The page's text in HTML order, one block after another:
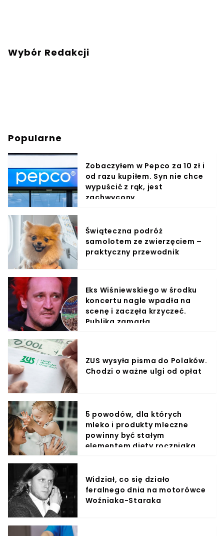
Wybór Redakcji
Popularne
Zobaczyłem w Pepco za 10 zł i
od razu kupiłem. Syn nie chce
wypuścić z rąk, jest
zachwycony
Świąteczna podróż
samolotem ze zwierzęciem –
praktyczny przewodnik
Eks Wiśniewskiego w środku
koncertu nagle wpadła na
scenę i zaczęła krzyczeć.
Publika zamarła
ZUS wysyła pisma do Polaków.
Chodzi o ważne ulgi od opłat
5 powodów, dla których
mleko i produkty mleczne
powinny być stałym
elementem diety roczniaka
Widział, co się działo
feralnego dnia na motorówce
Woźniaka-Staraka